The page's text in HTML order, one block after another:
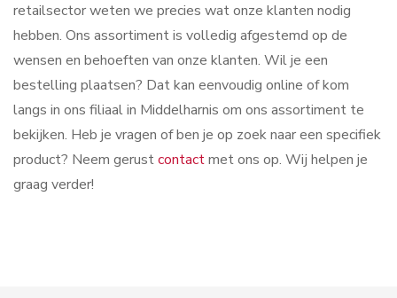
retailsector weten we precies wat onze klanten nodig
hebben. Ons assortiment is volledig afgestemd op de
wensen en behoeften van onze klanten. Wil je een
bestelling plaatsen? Dat kan eenvoudig online of kom
langs in ons filiaal in Middelharnis om ons assortiment te
bekijken. Heb je vragen of ben je op zoek naar een specifiek
product? Neem gerustcontactmet ons op. Wij helpen je
graag verder!